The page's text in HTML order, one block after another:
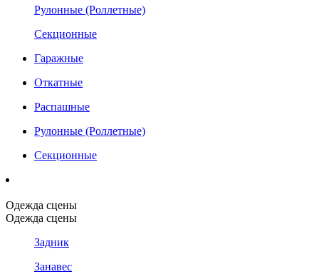
Рулонные (Роллетные)
Секционные
Гаражные
Откатные
Распашные
Рулонные (Роллетные)
Секционные
Одежда сцены
Одежда сцены
Задник
Занавес